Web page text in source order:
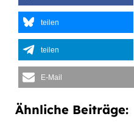
teilen
teilen
E-Mail
Ähnliche Beiträge: